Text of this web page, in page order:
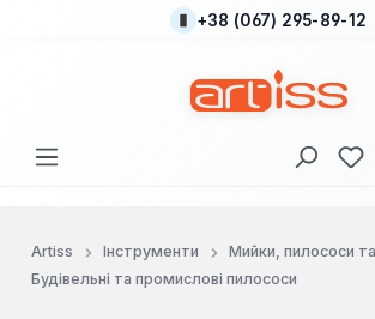
Перейти до основного вмісту
+38 (067) 295-89-12
Artiss Інструменти
Мийки, пилососи
Будівельні та промислові пилососи